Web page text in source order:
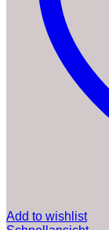
Add to wishlist